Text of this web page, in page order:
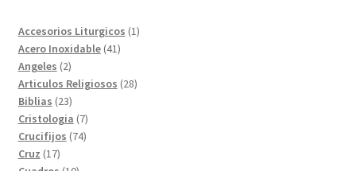
Accesorios Liturgicos 11
Acero Inoxidable 4141
Angeles 22
productos
Articulos Religiosos 2828
Biblias 2323
productos
Cristologia 77
productos
Crucifijos 7474
Cruz 1717